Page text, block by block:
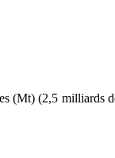
(Mt) (2,5 milliards